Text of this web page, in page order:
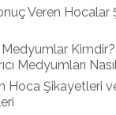
Veren Hocalar
Medyumlar Kimdir?
Medyumları
Hoca Şikayetleri